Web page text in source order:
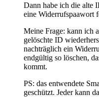
Dann habe ich die alte
eine Widerrufspaawort
Meine Frage: kann ich
gelöschte ID
nachträglich ein
endgültig so löschen,
kommt.
PS: das entwendete
geschützt. Jeder kann